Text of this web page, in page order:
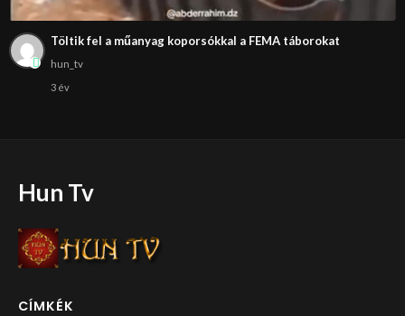
Töltik fel a műanyag koporsókkal a FEMA táborokat
hun_tv
3 év
Hun Tv
CÍMKÉK